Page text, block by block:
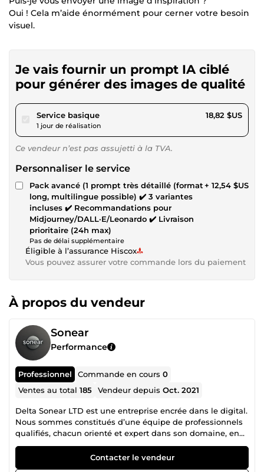
Oui ! Cela m’aide énormément pour cerner votre besoin
visuel.
Je vais fournir un prompt IA ciblé
pour générer des images de qualité
Service basiquepour 17,34 $US
1 jour de réalisation
18,82 $US
Ce vendeur n’est pas assujetti à la TVA.
Personnaliser le service
Pack avancé (1 prompt très détaillé (format
long, multilingue possible) ✔️ 3 variantes
incluses ✔️ Recommandations pour
Midjourney/DALL·E/Leonardo ✔️ Livraison
prioritaire (24h max)
Pas de délai supplémentaire
+ 12,54 $US
Éligible à l’assurance Hiscox
Vous pouvez assurer votre commande lors du paiement
À propos du vendeur
Sonear
Performance
Professionnel Commande en cours0
Ventes au total185 Vendeur depuisOct. 2021
Delta Sonear LTD est une entreprise encrée dans le digital.
Nous sommes constitués d’une équipe de professionnels
qualifiés, chacun orienté et expert dans son domaine, en
collaboration mutuelle pour un accompagnement
irréprochable dans la réalisation de vos projets. N’hésitez
donc pas à consulter la liste des différents services que
Contacter le vendeur